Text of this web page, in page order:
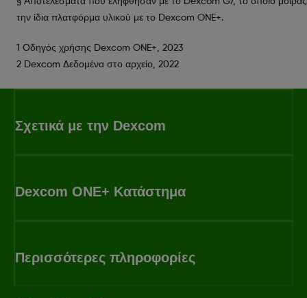
την ίδια πλατφόρμα υλικού με το Dexcom ONE+.
1 Οδηγός χρήσης Dexcom ONE+, 2023
2 Dexcom Δεδομένα στο αρχείο, 2022
Σχετικά με την Dexcom
Dexcom ONE+ Κατάστημα
Περισσότερες πληροφορίες